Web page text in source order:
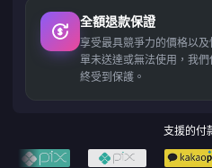
全額退款保證
享受最具競爭力的價格以
單未送達或無法使用，我
終受到保護。
支援的付